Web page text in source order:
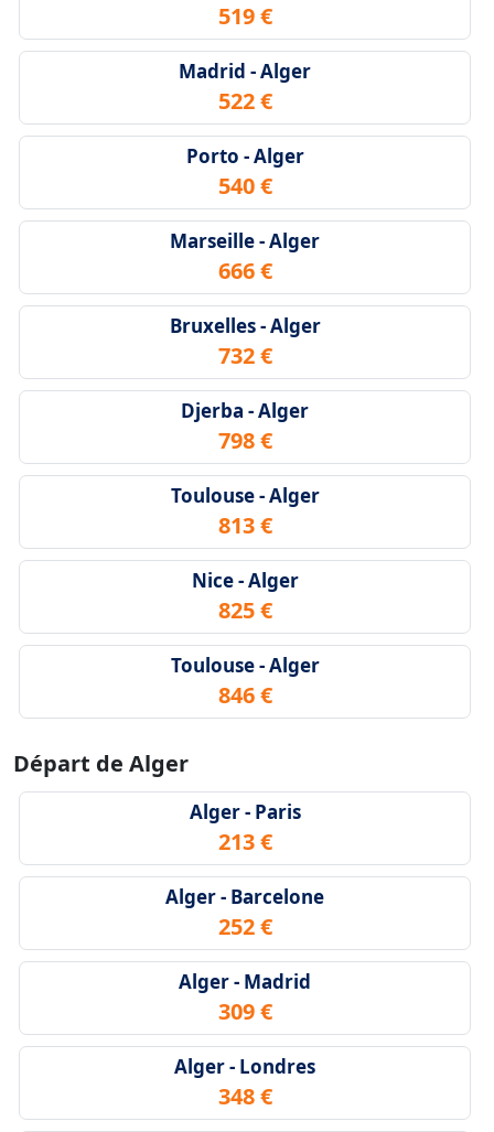
519 €
Madrid - Alger
522 €
Porto - Alger
540 €
Marseille - Alger
666 €
Bruxelles - Alger
732 €
Djerba - Alger
798 €
Toulouse - Alger
813 €
Nice - Alger
825 €
Toulouse - Alger
846 €
Départ de Alger
Alger - Paris
213 €
Alger - Barcelone
252 €
Alger - Madrid
309 €
Alger - Londres
348 €